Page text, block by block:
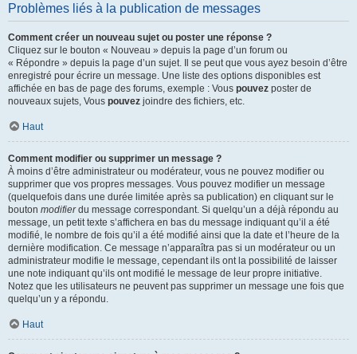
Problèmes liés à la publication de messages
Comment créer un nouveau sujet ou poster une réponse ?
Cliquez sur le bouton « Nouveau » depuis la page d’un forum ou
« Répondre » depuis la page d’un sujet. Il se peut que vous ayez besoin d’être
enregistré pour écrire un message. Une liste des options disponibles est
affichée en bas de page des forums, exemple : Vous pouvez poster de
nouveaux sujets, Vous pouvez joindre des fichiers, etc.
Haut
Comment modifier ou supprimer un message ?
À moins d’être administrateur ou modérateur, vous ne pouvez modifier ou
supprimer que vos propres messages. Vous pouvez modifier un message
(quelquefois dans une durée limitée après sa publication) en cliquant sur le
bouton modifierdu message correspondant. Si quelqu’un a déjà répondu au
message, un petit texte s’affichera en bas du message indiquant qu’il a été
modifié, le nombre de fois qu’il a été modifié ainsi que la date et l’heure de la
dernière modification. Ce message n’apparaîtra pas si un modérateur ou un
administrateur modifie le message, cependant ils ont la possibilité de laisser
une note indiquant qu’ils ont modifié le message de leur propre initiative.
Notez que les utilisateurs ne peuvent pas supprimer un message une fois que
quelqu’un y a répondu.
Haut